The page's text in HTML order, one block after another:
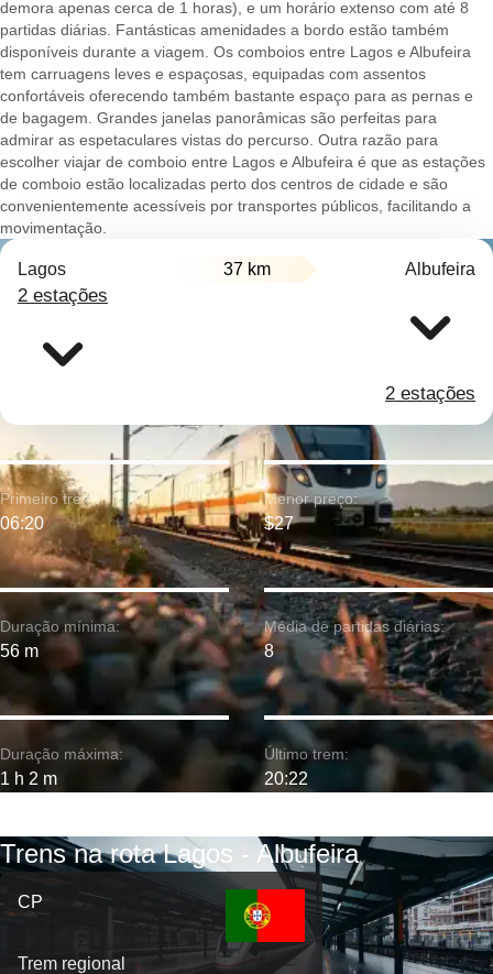
demora apenas cerca de 1 horas), e um horário extenso com até 8
partidas diárias. Fantásticas amenidades a bordo estão também
disponíveis durante a viagem. Os comboios entre Lagos e Albufeira
tem carruagens leves e espaçosas, equipadas com assentos
confortáveis oferecendo também bastante espaço para as pernas e
de bagagem. Grandes janelas panorâmicas são perfeitas para
admirar as espetaculares vistas do percurso. Outra razão para
escolher viajar de comboio entre Lagos e Albufeira é que as estações
de comboio estão localizadas perto dos centros de cidade e são
convenientemente acessíveis por transportes públicos, facilitando a
movimentação.
Lagos 37 km Albufeira
2 estações
2 estações
Duração mínima:
56 m
Primeiro trem:
06:20
Duração máxima:
1 h 2 m
Menor preço:
$27
Média de partidas diárias:
8
Último trem:
20:22
Trens na rota Lagos - Albufeira
CP
Trem regional